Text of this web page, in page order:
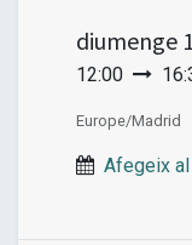
diumenge
12:00
Europe/Madrid
Afegeix